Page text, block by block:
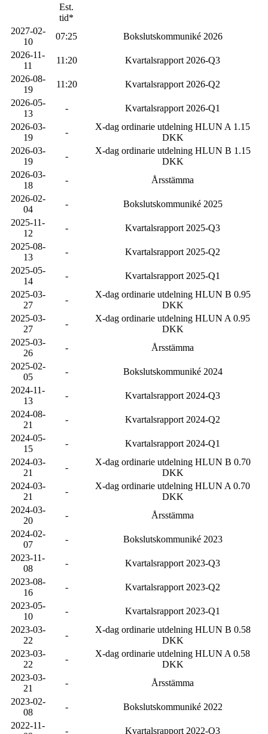
Est.
tid*
2027-02-
10
07:25
Bokslutskommuniké 2026
2026-11-
11
11:20
Kvartalsrapport 2026-Q3
2026-08-
19
11:20
Kvartalsrapport 2026-Q2
2026-05-
13
-
Kvartalsrapport 2026-Q1
2026-03-
19
-
X-dag ordinarie utdelning HLUN A 1.15
DKK
2026-03-
19
-
X-dag ordinarie utdelning HLUN B 1.15
DKK
2026-03-
18
-
Årsstämma
2026-02-
04
-
Bokslutskommuniké 2025
2025-11-
12
-
Kvartalsrapport 2025-Q3
2025-08-
13
-
Kvartalsrapport 2025-Q2
2025-05-
14
-
Kvartalsrapport 2025-Q1
2025-03-
27
-
X-dag ordinarie utdelning HLUN B 0.95
DKK
2025-03-
27
-
X-dag ordinarie utdelning HLUN A 0.95
DKK
2025-03-
26
-
Årsstämma
2025-02-
05
-
Bokslutskommuniké 2024
2024-11-
13
-
Kvartalsrapport 2024-Q3
2024-08-
21
-
Kvartalsrapport 2024-Q2
2024-05-
15
-
Kvartalsrapport 2024-Q1
2024-03-
21
-
X-dag ordinarie utdelning HLUN B 0.70
DKK
2024-03-
21
-
X-dag ordinarie utdelning HLUN A 0.70
DKK
2024-03-
20
-
Årsstämma
2024-02-
07
-
Bokslutskommuniké 2023
2023-11-
08
-
Kvartalsrapport 2023-Q3
2023-08-
16
-
Kvartalsrapport 2023-Q2
2023-05-
10
-
Kvartalsrapport 2023-Q1
2023-03-
22
-
X-dag ordinarie utdelning HLUN B 0.58
DKK
2023-03-
22
-
X-dag ordinarie utdelning HLUN A 0.58
DKK
2023-03-
21
-
Årsstämma
2023-02-
08
-
Bokslutskommuniké 2022
2022-11-
- Kvartalsrapport 2022-Q3